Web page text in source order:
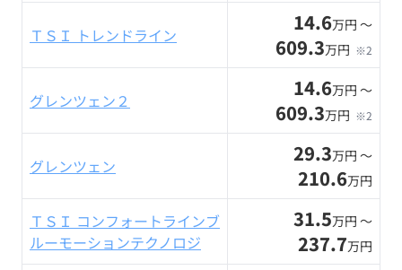
ＴＳＩ トレンドライン 14.6万円 〜
609.3万円 ※2
グレンツェン２ 14.6万円 〜
609.3万円 ※2
グレンツェン 29.3万円 〜
210.6万円
ＴＳＩ コンフォートラインブ
ルーモーションテクノロジ
31.5万円 〜
237.7万円